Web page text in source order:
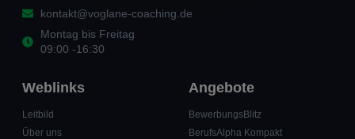
kontakt@voglane-coaching.de
Montag bis Freitag
09:00 -16:30
Weblinks
Leitbild
Über uns
Angebote
BewerbungsBlitz
BerufsAlpha Kompakt